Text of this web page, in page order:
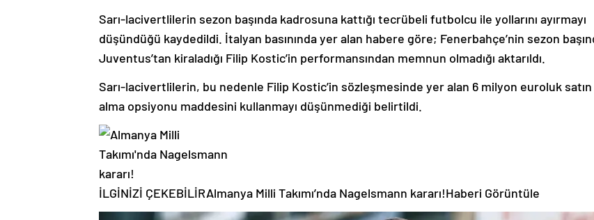
Sarı-lacivertlilerin sezon başında kadrosuna kattığı tecrübeli futbolcu ile yollarını ayırmayı
düşündüğü kaydedildi. İtalyan basınında yer alan habere göre; Fenerbahçe’nin sezon
Juventus’tan kiraladığı Filip Kostic’in performansından memnun olmadığı aktarıldı.
Sarı-lacivertlilerin, bu nedenle Filip Kostic’in sözleşmesinde yer alan 6 milyon euroluk satın
alma opsiyonu maddesini kullanmayı düşünmediği belirtildi.
İLGİNİZİ ÇEKEBİLİRAlmanya Milli Takımı’nda Nagelsmann kararı!Haberi Görüntüle